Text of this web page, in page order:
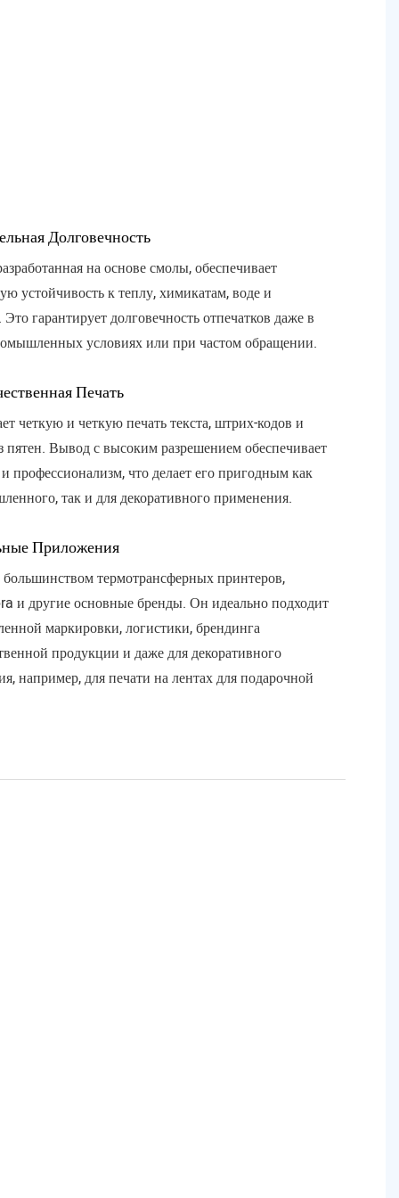
Долговечность
на основе смолы, обеспечивает
устойчивость к теплу, химикатам, воде и
гарантирует долговечность отпечатков даже в
условиях или при частом обращении.
Печать
четкую и четкую печать текста, штрих-кодов и
пятен. Вывод с высоким разрешением обеспечивает
профессионализм, что делает его пригодным как
так и для декоративного применения.
Приложения
термотрансферных принтеров,
и другие основные бренды. Он идеально подходит
маркировки, логистики, брендинга
продукции и даже для декоративного
например, для печати на лентах для подарочной